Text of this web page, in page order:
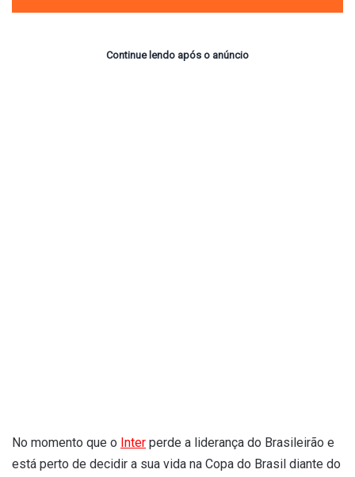
Continue lendo após o anúncio
No momento que o Inter perde a liderança do Brasileirão e
está perto de decidir a sua vida na Copa do Brasil diante do